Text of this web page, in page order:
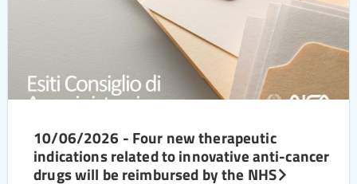
10/06/2026 - Four new therapeutic
indications related to innovative anti-cancer
drugs will be reimbursed by the NHS